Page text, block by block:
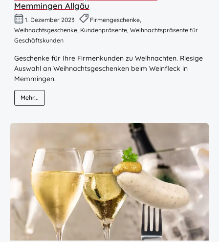
Memmingen Allgäu
1. Dezember 2023
Firmengeschenke,
Weihnachtsgeschenke, Kundenpräsente, Weihnachtspräsente für
Geschäftskunden
Geschenke für Ihre Firmenkunden zu Weihnachten. Riesige
Auswahl an Weihnachtsgeschenken beim Weinfleck in
Memmingen.
Mehr...